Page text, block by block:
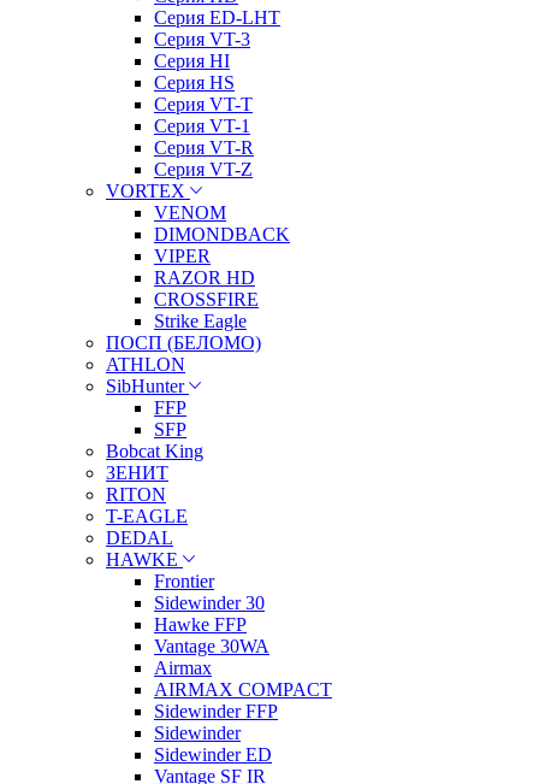
Серия ED-LHT
Серия VT-3
Серия HI
Серия HS
Серия VT-T
Серия VT-1
Серия VT-R
Серия VT-Z
VORTEX
VENOM
DIMONDBACK
VIPER
RAZOR HD
CROSSFIRE
Strike Eagle
ПОСП (БЕЛОМО)
ATHLON
SibHunter
FFP
SFP
Bobcat King
ЗЕНИТ
RITON
T-EAGLE
DEDAL
HAWKE
Frontier
Sidewinder 30
Hawke FFP
Vantage 30WA
Airmax
AIRMAX COMPACT
Sidewinder FFP
Sidewinder
Sidewinder ED
Vantage SF IR